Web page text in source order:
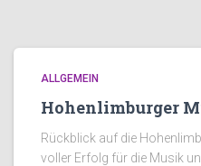
ALLGEMEIN
Hohenlimburger
Rückblick auf die
voller Erfolg für die Musik